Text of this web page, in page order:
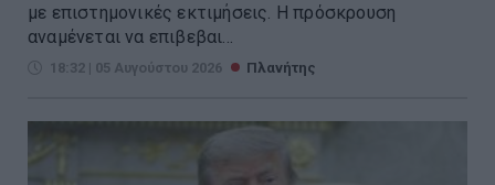
με επιστημονικές εκτιμήσεις. Η πρόσκρουση
αναμένεται να επιβεβαι...
18:32 | 05 Αυγούστου 2026 Πλανήτης